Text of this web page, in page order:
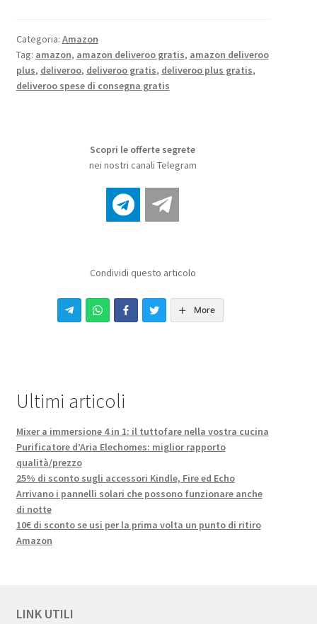
Categoria: Amazon
Tag: amazon, amazon deliveroo gratis, amazon deliveroo
plus, deliveroo, deliveroo gratis, deliveroo plus gratis,
deliveroo spese di consegna gratis
Scopri le offerte segrete
nei nostri canali Telegram
Condividi questo articolo
More
Ultimi articoli
Mixer a immersione 4 in 1: il tuttofare nella vostra cucina
Purificatore d’Aria Elechomes: miglior rapporto
qualità/prezzo
25% di sconto sugli accessori Kindle, Fire ed Echo
Arrivano i pannelli solari che possono funzionare anche
di notte
10€ di sconto se usi per la prima volta un punto di ritiro
Amazon
LINK UTILI